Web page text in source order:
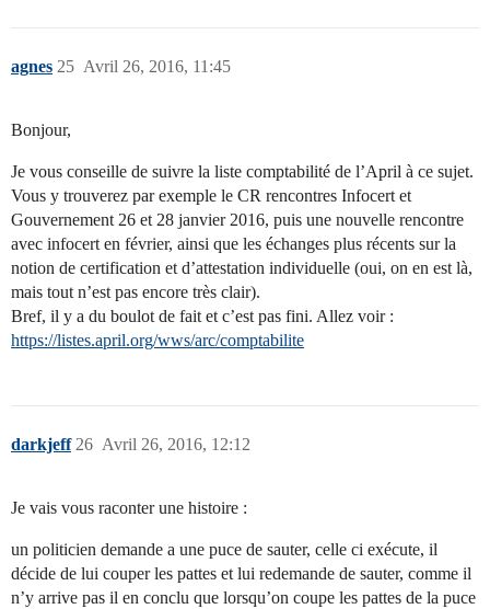
agnes Avril 26, 2016, 11:45
25
Bonjour,
Je vous conseille de suivre la liste comptabilité de l’April à ce sujet.
Vous y trouverez par exemple le CR rencontres Infocert et
Gouvernement 26 et 28 janvier 2016, puis une nouvelle rencontre
avec infocert en février, ainsi que les échanges plus récents sur la
notion de certification et d’attestation individuelle (oui, on en est là,
mais tout n’est pas encore très clair).
Bref, il y a du boulot de fait et c’est pas fini. Allez voir :
https://listes.april.org/wws/arc/comptabilite
darkjeff Avril 26, 2016, 12:12
26
Je vais vous raconter une histoire :
un politicien demande a une puce de sauter, celle ci exécute, il
décide de lui couper les pattes et lui redemande de sauter, comme il
n’y arrive pas il en conclu que lorsqu’on coupe les pattes de la puce